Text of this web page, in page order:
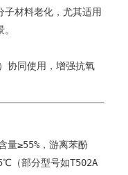
子材料老化，尤其适用
协同使用，增强抗氧
量≥55%，游离苯酚
（部分型号如T502A